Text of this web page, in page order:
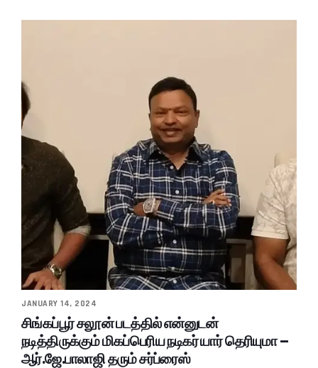
JANUARY 14, 2024
சிங்கப்பூர் சலூன் படத்தில் என்னுடன்
நடித்திருக்கும் மிகப்பெரிய நடிகர் யார் தெரியுமா –
ஆர்.ஜே.பாலாஜி தரும் சர்ப்ரைஸ்